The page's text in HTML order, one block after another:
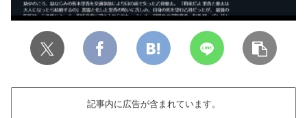
記事内に広告が含まれています。